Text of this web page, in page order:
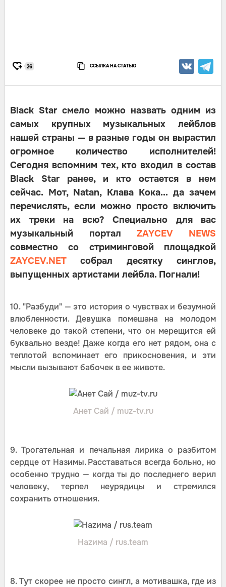
26 ССЫЛКА НА СТАТЬЮ
Black Star смело можно назвать одним из
самых крупных музыкальных лейблов
нашей страны — в разные годы он вырастил
огромное количество исполнителей!
Сегодня вспомним тех, кто входил в состав
Black Star ранее, и кто остается в нем
сейчас. Мот, Natan, Клава Кока... да зачем
перечислять, если можно просто включить
их треки на всю? Специально для вас
музыкальный порталZAYCEV NEWS
совместно со стриминговой площадкой
ZAYCEV.NET собрал десятку синглов,
выпущенных артистами лейбла. Погнали!
10. "Разбуди" — это история о чувствах и безумной
влюбленности. Девушка помешана на молодом
человеке до такой степени, что он мерещится ей
буквально везде! Даже когда его нет рядом, она с
теплотой вспоминает его прикосновения, и эти
мысли вызывают бабочек в ее животе.
Анет Сай / muz-tv.ru
9. Трогательная и печальная лирика о разбитом
сердце от Назимы. Расставаться всегда больно, но
особенно трудно — когда ты до последнего верил
человеку, терпел неурядицы и стремился
сохранить отношения.
Наzима / rus.team
8. Тут скорее не просто сингл, а мотивашка, где из